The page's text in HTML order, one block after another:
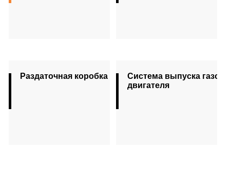
Раздаточная коробка
Система выпуска газов
двигателя